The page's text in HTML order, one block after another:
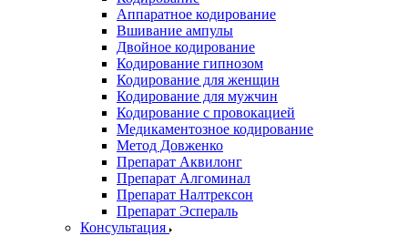
Аппаратное кодирование
Вшивание ампулы
Двойное кодирование
Кодирование гипнозом
Кодирование для женщин
Кодирование для мужчин
Кодирование с провокацией
Медикаментозное кодирование
Метод Довженко
Препарат Аквилонг
Препарат Алгоминал
Препарат Налтрексон
Препарат Эспераль
Консультация